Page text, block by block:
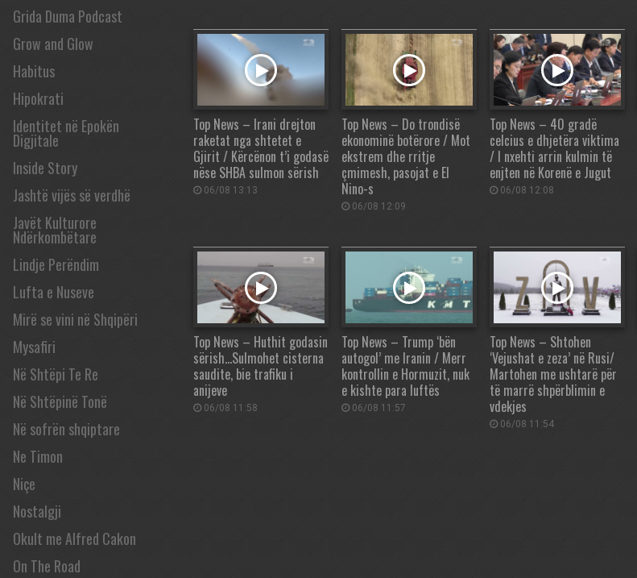
Grida Duma Podcast
Grow and Glow
Habitus
Hipokrati
Identitet në Epokën
Digjitale
Inside Story
Jashtë vijës së verdhë
Javët Kulturore
Ndërkombëtare
Lindje Perëndim
Lufta e Nuseve
Mirë se vini në Shqipëri
Mysafiri
Në Shtëpi Te Re
Në Shtëpinë Tonë
Në sofrën shqiptare
Ne Timon
Niçe
Nostalgji
Okult me Alfred Cakon
On The Road
Top News – Irani drejton
raketat nga shtetet e
Gjirit / Kërcënon t’i godasë
nëse SHBA sulmon sërish
06/08 13:13
Top News – Do trondisë
ekonominë botërore / Mot
ekstrem dhe rritje
çmimesh, pasojat e El
Nino-s
06/08 12:09
Top News – 40 gradë
celcius e dhjetëra viktima
/ I nxehti arrin kulmin të
enjten në Korenë e Jugut
06/08 12:08
Top News – Huthit godasin
sërish…Sulmohet cisterna
saudite, bie trafiku i
anijeve
06/08 11:58
Top News – Trump ‘bën
autogol’ me Iranin / Merr
kontrollin e Hormuzit, nuk
e kishte para luftës
06/08 11:57
Top News – Shtohen
‘Vejushat e zeza’ në Rusi/
Martohen me ushtarë për
të marrë shpërblimin e
vdekjes
06/08 11:54